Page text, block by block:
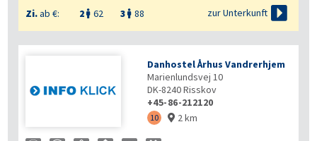
Zi.ab €: 2  62 3  88 zur Unterkunft 
Danhostel Århus Vandrerhjem
Marienlundsvej 10
DK-8240Risskov
+45-86-212120
10  2 km